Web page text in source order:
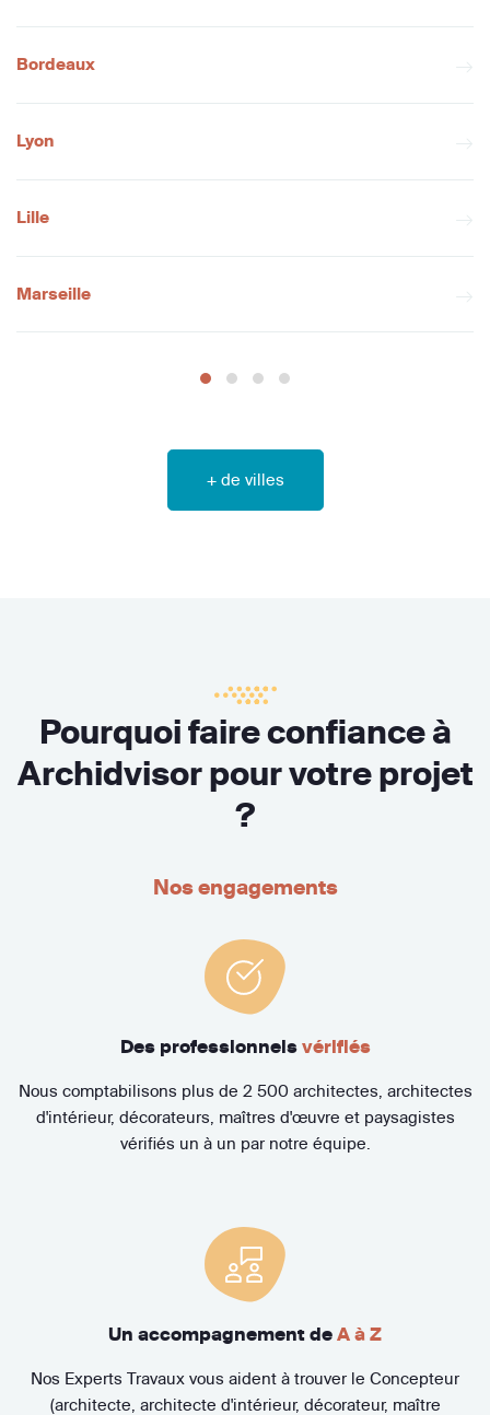
Bordeaux
Lyon
Lille
Marseille
+ de villes
Pourquoi faire confiance à
Archidvisor pour votre projet
?
Nos engagements
Des professionnels vérifiés
Nous comptabilisons plus de 2 500 architectes, architectes
d'intérieur, décorateurs, maîtres d'œuvre et paysagistes
vérifiés un à un par notre équipe.
Un accompagnement de A à Z
Nos Experts Travaux vous aident à trouver le Concepteur
(architecte, architecte d'intérieur, décorateur, maître